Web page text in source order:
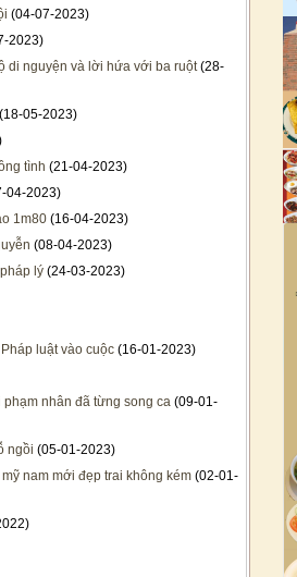
(04-07-2023)
2023)
di nguyện và lời hứa với ba ruột(28-
05-2023)
tình (21-04-2023)
04-2023)
1m80 (16-04-2023)
(08-04-2023)
lý (24-03-2023)
luật vào cuộc (16-01-2023)
nhân đã từng song ca (09-01-
ngồi (05-01-2023)
nam mới đẹp trai không kém (02-01-